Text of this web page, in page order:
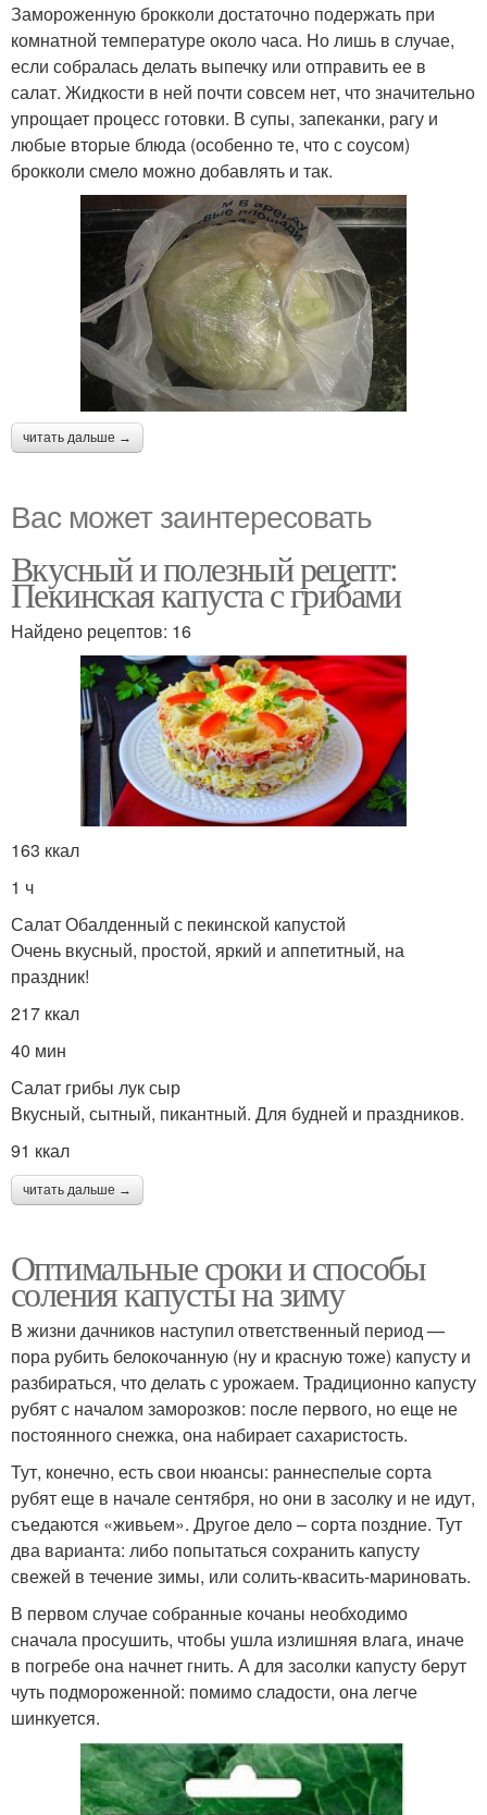
Замороженную брокколи достаточно подержать при
комнатной температуре около часа. Но лишь в случае,
если собралась делать выпечку или отправить ее в
салат. Жидкости в ней почти совсем нет, что значительно
упрощает процесс готовки. В супы, запеканки, рагу и
любые вторые блюда (особенно те, что с соусом)
брокколи смело можно добавлять и так.
читать дальше →
Вас может заинтересовать
Вкусный и полезный рецепт:
Пекинская капуста с грибами
Найдено рецептов: 16
163 ккал
1 ч
Салат Обалденный с пекинской капустой
Очень вкусный, простой, яркий и аппетитный, на
праздник!
217 ккал
40 мин
Салат грибы лук сыр
Вкусный, сытный, пикантный. Для будней и праздников.
91 ккал
читать дальше →
Оптимальные сроки и способы
соления капусты на зиму
В жизни дачников наступил ответственный период —
пора рубить белокочанную (ну и красную тоже) капусту и
разбираться, что делать с урожаем. Традиционно капусту
рубят с началом заморозков: после первого, но еще не
постоянного снежка, она набирает сахаристость.
Тут, конечно, есть свои нюансы: раннеспелые сорта
рубят еще в начале сентября, но они в засолку и не идут,
съедаются «живьем». Другое дело – сорта поздние. Тут
два варианта: либо попытаться сохранить капусту
свежей в течение зимы, или солить-квасить-мариновать.
В первом случае собранные кочаны необходимо
сначала просушить, чтобы ушла излишняя влага, иначе
в погребе она начнет гнить. А для засолки капусту берут
чуть подмороженной: помимо сладости, она легче
шинкуется.